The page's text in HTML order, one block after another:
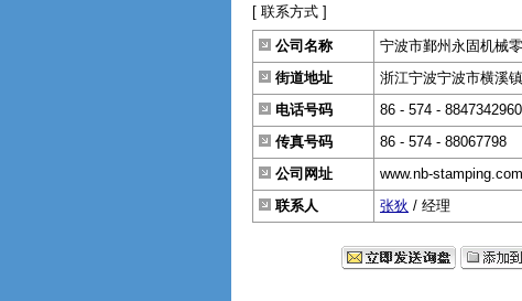
[ 联系方式 ]
公司名称
宁波市鄞州永固机械
街道地址
浙江宁波宁波市横溪
电话号码
86 - 574 -
传真号码
86 - 574 - 88067798
公司网址
www.nb-stamping.com
联系人
张狄 / 经理